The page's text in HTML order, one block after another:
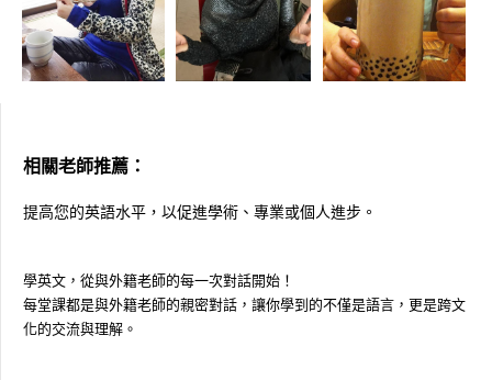
相關老師推薦：
提高您的英語水平，以促進學術、專業或個人進步。
學英文，從與外籍老師的每一次對話開始！
每堂課都是與外籍老師的親密對話，讓你學到的不僅是語言，更是跨文
化的交流與理解。